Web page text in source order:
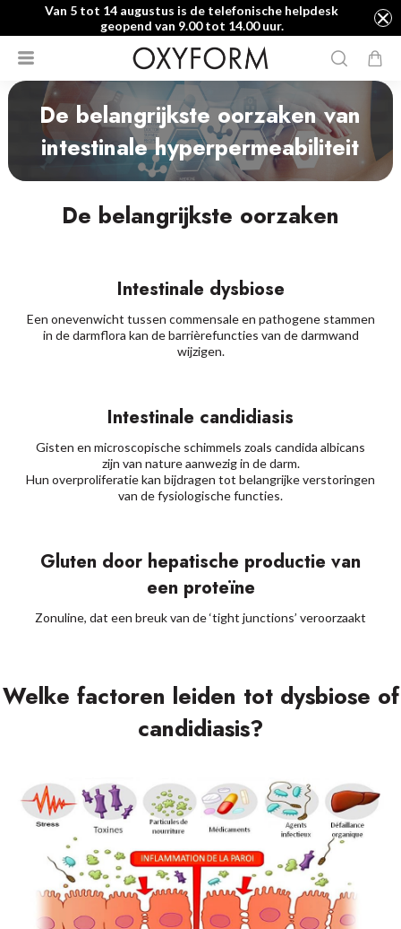
Van 5 tot 14 augustus is de telefonische helpdesk
geopend van 9.00 tot 14.00 uur.
De belangrijkste oorzaken van
intestinale hyperpermeabiliteit
De belangrijkste oorzaken
Intestinale dysbiose
Een onevenwicht tussen commensale en pathogene stammen
in de darmflora kan de barrièrefuncties van de darmwand
wijzigen.
Intestinale candidiasis
Gisten en microscopische schimmels zoals candida albicans
zijn van nature aanwezig in de darm.
Hun overproliferatie kan bijdragen tot belangrijke verstoringen
van de fysiologische functies.
Gluten door hepatische productie van
een proteïne
Zonuline, dat een breuk van de ‘tight junctions’ veroorzaakt
Welke factoren leiden tot dysbiose of
candidiasis?